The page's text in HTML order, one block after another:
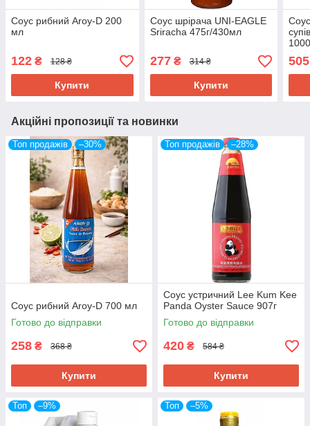
Соус рибний Aroy-D 200
мл
122 ₴ 128 ₴
Купити
Соус шрірача UNI-EAGLE
Sriracha 475г/430мл
277₴ 314 ₴
Купити
505
Акційні пропозиції та новинки
Топ продажів –30%
Соус рибний Aroy-D 700 мл
Готово до відправки
258 ₴ 368 ₴
Купити
Топ продажів –28%
Соус устричний Lee Kum Kee
Panda Oyster Sauce 907г
Готово до відправки
420 ₴ 584 ₴
Купити
Топ –9% Топ –5%